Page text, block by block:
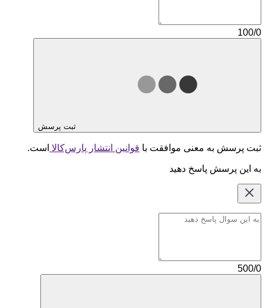
100/0
ثبت پرسش
ثبت پرسش به معنی موافقت با قوانین انتشار پارس‌کالا است.
به این پرسش پاسخ دهید
500/0